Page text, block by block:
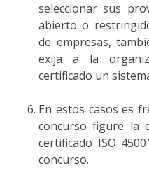
seleccionar sus
abierto o
de empresas,
exija a la
certificado un
En estos casos es
concurso figure la
certificado ISO
concurso.